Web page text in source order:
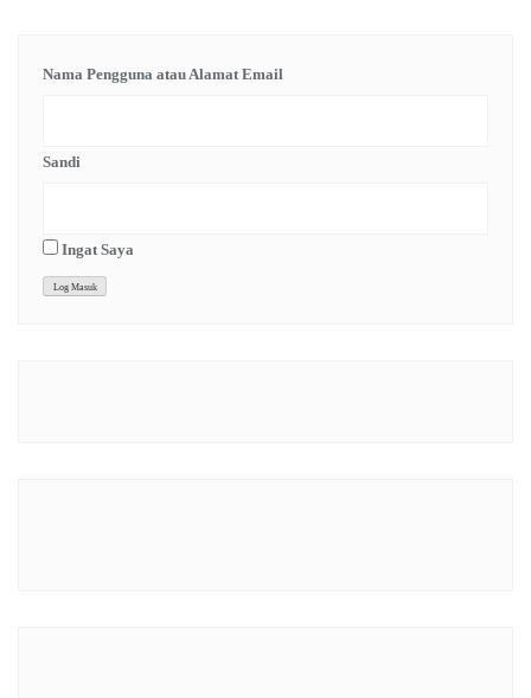
Nama Pengguna atau Alamat Email
Sandi
Ingat Saya